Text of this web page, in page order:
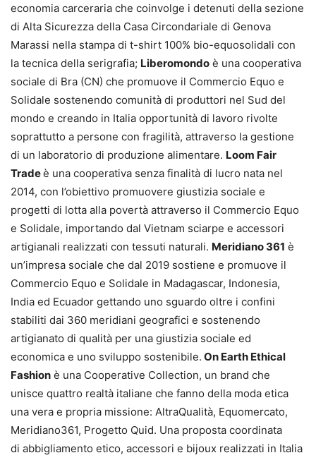
economia carceraria che coinvolge i detenuti della sezione
di Alta Sicurezza della Casa Circondariale di Genova
Marassi nella stampa di t-shirt 100% bio-equosolidali con
la tecnica della serigrafia; Liberomondo è una cooperativa
sociale di Bra (CN) che promuove il Commercio Equo e
Solidale sostenendo comunità di produttori nel Sud del
mondo e creando in Italia opportunità di lavoro rivolte
soprattutto a persone con fragilità, attraverso la gestione
di un laboratorio di produzione alimentare. Loom Fair
Tradeè una cooperativa senza finalità di lucro nata nel
2014, con l’obiettivo promuovere giustizia sociale e
progetti di lotta alla povertà attraverso il Commercio Equo
e Solidale, importando dal Vietnam sciarpe e accessori
artigianali realizzati con tessuti naturali. Meridiano 361 è
un’impresa sociale che dal 2019 sostiene e promuove il
Commercio Equo e Solidale in Madagascar, Indonesia,
India ed Ecuador gettando uno sguardo oltre i confini
stabiliti dai 360 meridiani geografici e sostenendo
artigianato di qualità per una giustizia sociale ed
economica e uno sviluppo sostenibile. On Earth Ethical
Fashion è una Cooperative Collection, un brand che
unisce quattro realtà italiane che fanno della moda etica
una vera e propria missione: AltraQualità, Equomercato,
Meridiano361, Progetto Quid. Una proposta coordinata
di abbigliamento etico, accessori e bijoux realizzati in Italia